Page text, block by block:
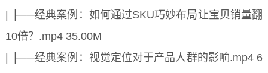
| ├──经典案例：如何通过SKU巧妙布局让宝贝销量翻
10倍？.mp4 35.00M
| ├──经典案例：视觉定位对于产品人群的影响.mp4 6